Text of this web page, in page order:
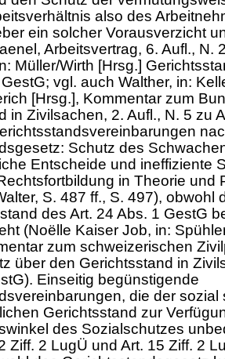
also des
ein solcher Vorausverzicht
Arbeitsvertrag, 6. Aufl., N.
Müller/Wirth [Hrsg.]
; vgl. auch Walther, in:
[Hrsg.], Kommentar zum
in Zivilsachen, 2. Aufl., N. 5 zu
Schutz des
Entscheide und ineffiziente
in Theorie und
S. 487 ff., S. 497), obwohl
des Art. 24 Abs. 1 GestG
(Noëlle Kaiser Job, in:
zum schweizerischen
über den Gerichtsstand in
). Einseitig begünstigende
die der sozial
Gerichtsstand zur
des Sozialschutzes
Ziff. 2 LugÜ und Art. 15 Ziff. 2